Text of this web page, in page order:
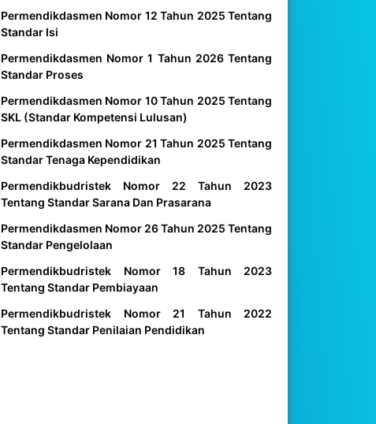
Permendikdasmen Nomor 12 Tahun 2025 Tentang
Standar Isi
Permendikdasmen Nomor 1 Tahun 2026 Tentang
Standar Proses
Permendikdasmen Nomor 10 Tahun 2025 Tentang
SKL (Standar Kompetensi Lulusan)
Permendikdasmen Nomor 21 Tahun 2025 Tentang
Standar Tenaga Kependidikan
Permendikbudristek Nomor 22 Tahun 2023
Tentang Standar Sarana Dan Prasarana
Permendikdasmen Nomor 26 Tahun 2025 Tentang
Standar Pengelolaan
Permendikbudristek Nomor 18 Tahun 2023
Tentang Standar Pembiayaan
Permendikbudristek Nomor 21 Tahun 2022
Tentang Standar Penilaian Pendidikan